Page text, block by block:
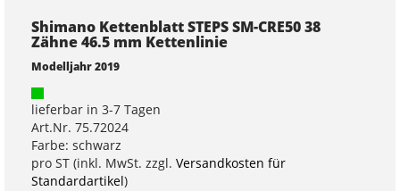
Shimano Kettenblatt STEPS SM-CRE50 38
Zähne 46.5 mm Kettenlinie
Modelljahr 2019
lieferbar in 3-7 Tagen
Art.Nr. 75.72024
Farbe: schwarz
pro ST (inkl. MwSt. zzgl. Versandkosten für
Standardartikel)